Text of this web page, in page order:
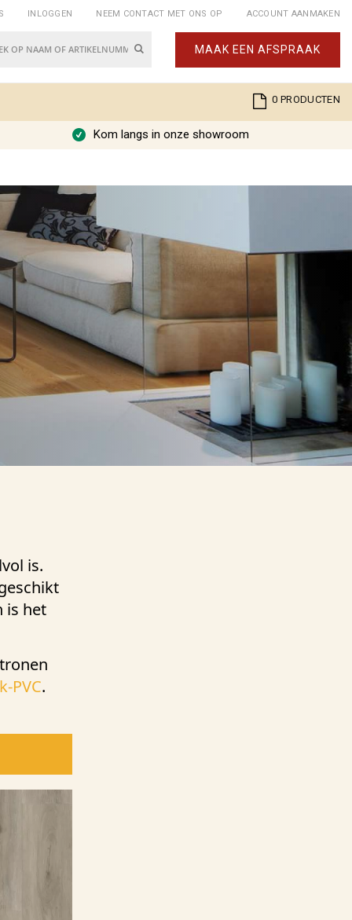
INLOGGEN NEEM CONTACT MET ONS OP ACCOUNT AANMAKEN
Cart
0 PRODUCTEN
Zoek MAAK EEN AFSPRAAK
Kom langs in onze showroom
is.
is het
PVC.